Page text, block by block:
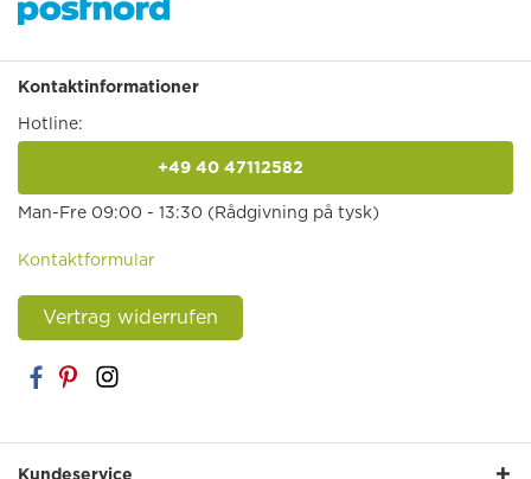
Kontaktinformationer
Hotline:
+49 40 47112582
Man-Fre 09:00 - 13:30 (Rådgivning på tysk)
Kontaktformular
Vertrag widerrufen
Kundeservice